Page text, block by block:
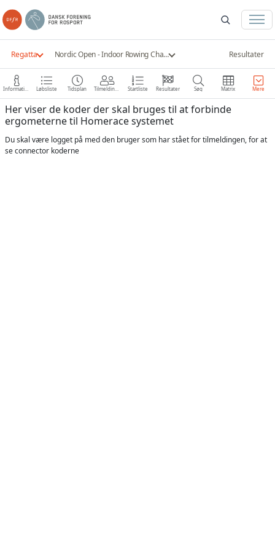
Regatta Nordic Open - Indoor Rowing Championships 2022 Resultater
Information Løbsliste Tidsplan Tilmeldinger Startliste Resultater Søg Matrix Mere
Her viser de koder der skal bruges til at forbinde
ergometerne til Homerace systemet
Du skal være logget på med den bruger som har stået for tilmeldingen, for at
se connector koderne